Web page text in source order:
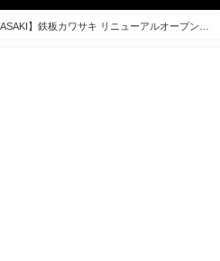
】鉄板カワサキ リニューアルオープン！